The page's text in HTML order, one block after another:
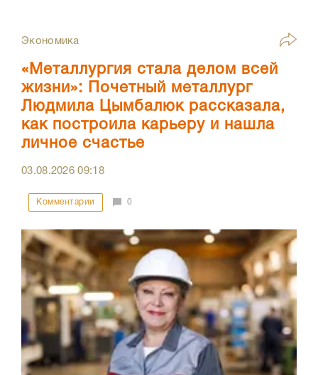
Экономика
«Металлургия стала делом всей
жизни»: Почетный металлург
Людмила Цымбалюк рассказала,
как построила карьеру и нашла
личное счастье
03.08.202609:18
Комментарии 0